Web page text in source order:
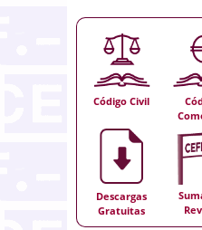
Código Civil
Descargas
Gratuitas